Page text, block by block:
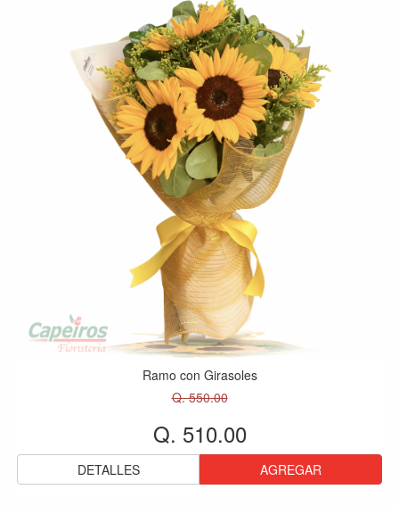
Ramo con Girasoles
Q. 550.00
Q. 510.00
DETALLES AGREGAR